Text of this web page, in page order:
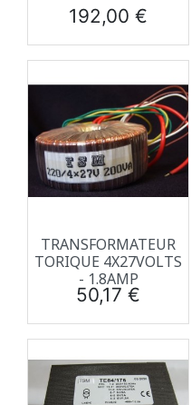
Prix
192,00 €
TRANSFORMATEUR
TORIQUE 4X27VOLTS
- 1.8AMP
Prix
50,17 €